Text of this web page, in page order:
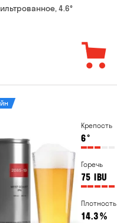
4.6°
Крепость
6°
Горечь
75 IBU
Плотность
14.3%